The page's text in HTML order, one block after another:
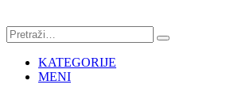
KATEGORIJE
MENI